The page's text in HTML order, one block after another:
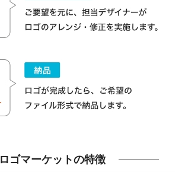
ロゴマーケットの特徴